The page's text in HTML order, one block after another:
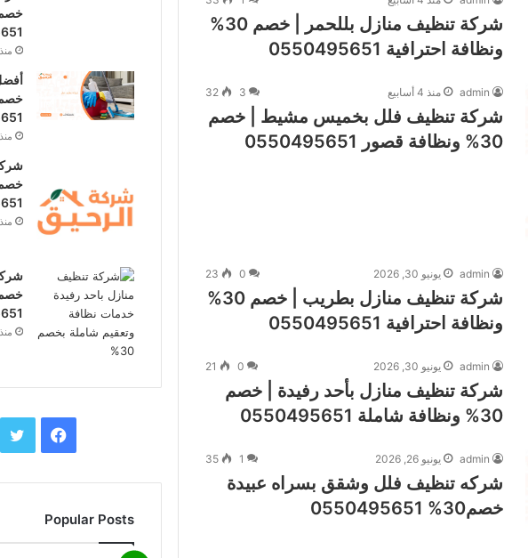
شركة تنظيف منازل بللحمر | خصم 30%
ونظافة احترافية 0550495651
admin منذ 4 أسابيع 3
32
شركة تنظيف فلل بخميس مشيط | خصم
30% ونظافة قصور 0550495651
admin يونيو 30, 2026 0
23
شركة تنظيف منازل بطريب | خصم 30%
ونظافة احترافية 0550495651
admin يونيو 30, 2026 0
21
شركة تنظيف منازل بأحد رفيدة | خصم
30% ونظافة شاملة 0550495651
admin يونيو 26, 2026 1
35
شركه تنظيف فلل وشقق بسراه عبيدة
خصم30% 0550495651
منذ 4
منذ 4
منذ 4
منذ 4
فيسبوك
Popular Posts